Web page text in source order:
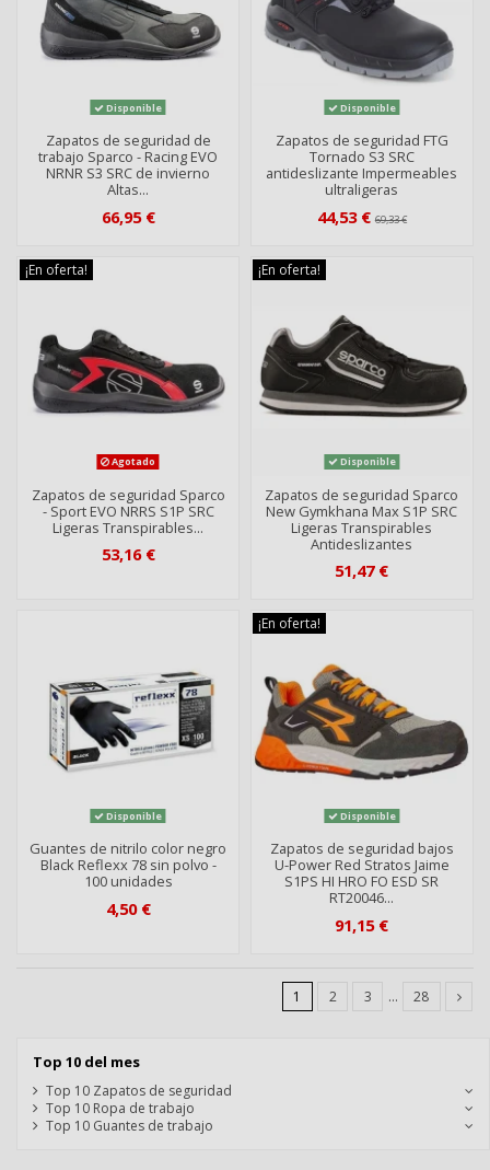
Disponible
Zapatos de seguridad de
trabajo Sparco - Racing EVO
NRNR S3 SRC de invierno
Altas...
66,95 €
Disponible
Zapatos de seguridad FTG
Tornado S3 SRC
antideslizante Impermeables
ultraligeras
44,53 €69,33 €
¡En oferta!
Agotado
Zapatos de seguridad Sparco
- Sport EVO NRRS S1P SRC
Ligeras Transpirables...
53,16 €
¡En oferta!
Disponible
Zapatos de seguridad Sparco
New Gymkhana Max S1P SRC
Ligeras Transpirables
Antideslizantes
51,47 €
Disponible
Guantes de nitrilo color negro
Black Reflexx 78 sin polvo -
100 unidades
4,50 €
¡En oferta!
Disponible
Zapatos de seguridad bajos
U-Power Red Stratos Jaime
S1PS HI HRO FO ESD SR
RT20046...
91,15 €
1 2 3 … 28
Top 10 del mes
Top 10 Zapatos de seguridad
Top 10 Ropa de trabajo
Top 10 Guantes de trabajo